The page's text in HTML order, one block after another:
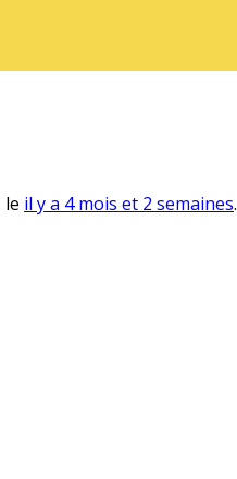
le il y a 4 mois et 2 semaines.